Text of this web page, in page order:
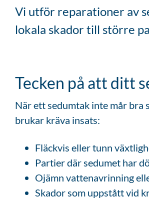
Vi utför reparationer av
lokala skador till större
Tecken på att ditt
När ett sedumtak inte mår bra
brukar kräva insats:
Fläckvis eller tunn
Partier där sedumet har
Ojämn vattenavrinning
Skador som uppstått vid